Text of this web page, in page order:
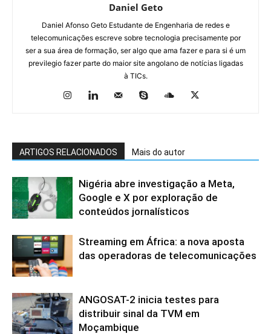
Daniel Geto
Daniel Afonso Geto Estudante de Engenharia de redes e
telecomunicações escreve sobre tecnologia precisamente por
ser a sua área de formação, ser algo que ama fazer e para si é um
previlegio fazer parte do maior site angolano de notícias ligadas
à TICs.
ARTIGOS RELACIONADOS Mais do autor
Nigéria abre investigação a Meta,
Google e X por exploração de
conteúdos jornalísticos
Streaming em África: a nova aposta
das operadoras de telecomunicações
ANGOSAT-2 inicia testes para
distribuir sinal da TVM em
Moçambique